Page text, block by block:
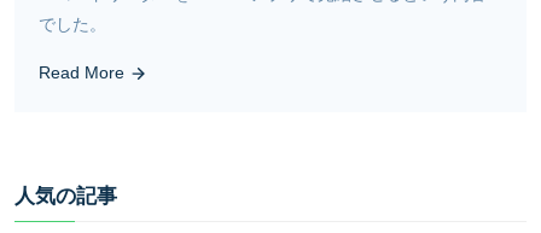
でした。
Read More
人気の記事